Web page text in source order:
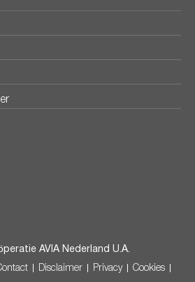
AVIA Nederland U.A.
Disclaimer Privacy Cookies